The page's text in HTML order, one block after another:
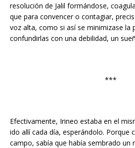
resolución de Jalil formándose,
que para convencer o contagiar,
voz alta, como si así se minimizase la
confundirlas con una debilidad, un
***
Efectivamente, Irineo estaba en el
ido allí cada día, esperándolo. Porque
campo, sabía que había sembrado un